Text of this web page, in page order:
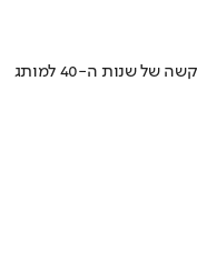
איך אסם הפכה את תקופת הצנע והמחסור הקשה של שנות ה-40 למותג